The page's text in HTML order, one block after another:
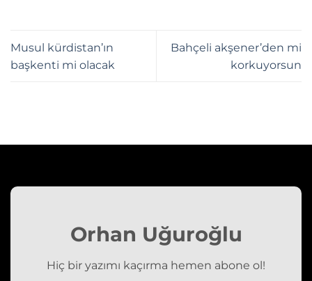
Musul kürdistan’ın
başkenti mi olacak
Bahçeli akşener’den mi
korkuyorsun
Orhan Uğuroğlu
Hiç bir yazımı kaçırma hemen abone ol!